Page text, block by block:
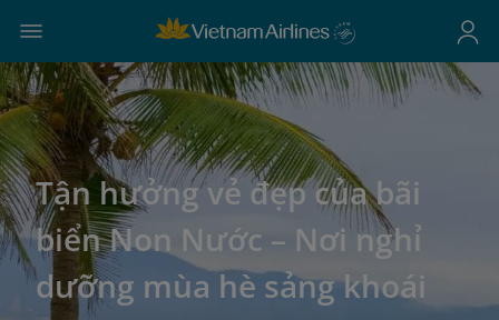
Tận hưởng vẻ đẹp của bãi
biển Non Nước – Nơi nghỉ
dưỡng mùa hè sảng khoái